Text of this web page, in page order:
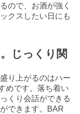
ので、お酒が強く
クスしたい日にも
じっくり関
り上がるのはハー
めです。落ち着い
くり会話ができる
できます。BAR